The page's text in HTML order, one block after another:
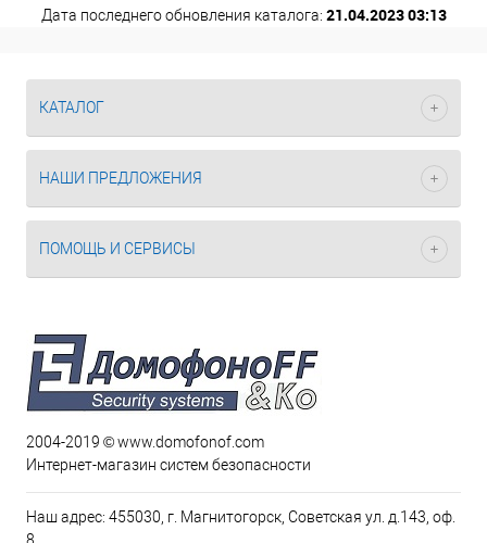
Дата последнего обновления каталога: 21.04.2023 03:13
КАТАЛОГ
НАШИ ПРЕДЛОЖЕНИЯ
ПОМОЩЬ И СЕРВИСЫ
2004-2019 © www.domofonof.com
Интернет-магазин систем безопасности
Наш адрес: 455030, г. Магнитогорск, Советская ул. д.143, оф.